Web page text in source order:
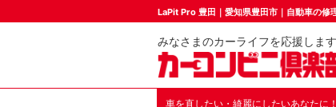
LaPit Pro 豊田｜愛知県豊田市｜自動車の修
みなさまのカーライフを応援します
車を直したい・綺麗にしたいあなたに！